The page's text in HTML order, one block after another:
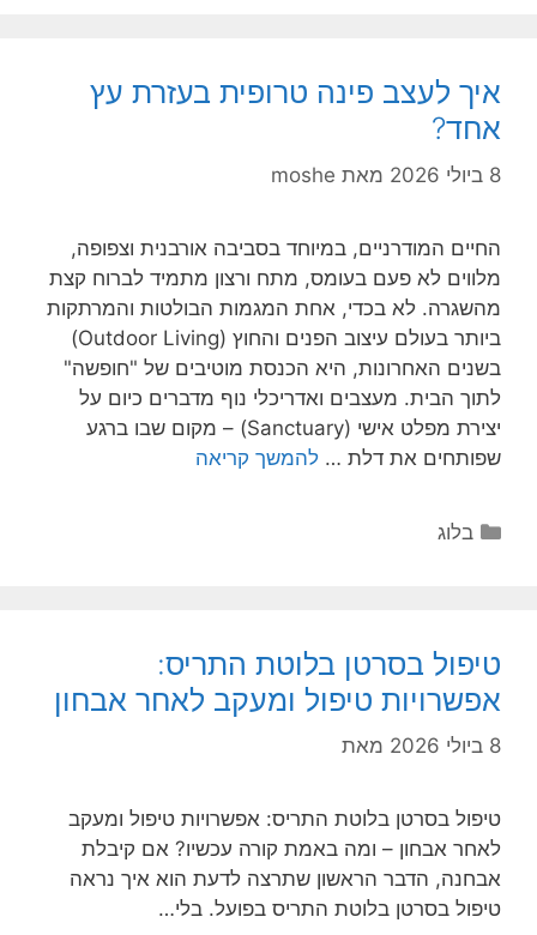
איך לעצב פינה טרופית בעזרת עץ
אחד?
8 ביולי 2026 מאת moshe
החיים המודרניים, במיוחד בסביבה אורבנית וצפופה,
מלווים לא פעם בעומס, מתח ורצון מתמיד לברוח קצת
מהשגרה. לא בכדי, אחת המגמות הבולטות והמרתקות
ביותר בעולם עיצוב הפנים והחוץ (Outdoor Living)
בשנים האחרונות, היא הכנסת מוטיבים של "חופשה"
לתוך הבית. מעצבים ואדריכלי נוף מדברים כיום על
יצירת מפלט אישי (Sanctuary) – מקום שבו ברגע
שפותחים את דלת … להמשך קריאה
קטגוריות
בלוג
טיפול בסרטן בלוטת התריס:
אפשרויות טיפול ומעקב לאחר אבחון
8 ביולי 2026 מאת
טיפול בסרטן בלוטת התריס: אפשרויות טיפול ומעקב
לאחר אבחון – ומה באמת קורה עכשיו? אם קיבלת
אבחנה, הדבר הראשון שתרצה לדעת הוא איך נראה
טיפול בסרטן בלוטת התריס בפועל. בלי…